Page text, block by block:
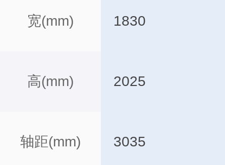
宽(mm)
高(mm)
轴距(mm)
1830
2025
3035